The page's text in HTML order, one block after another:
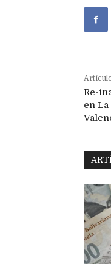
Re-
en